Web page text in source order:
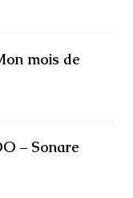
mois de
– Sonare